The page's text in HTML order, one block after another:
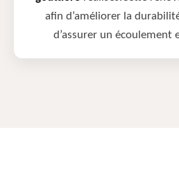
afin d’améliorer la
d’assurer un écoulement